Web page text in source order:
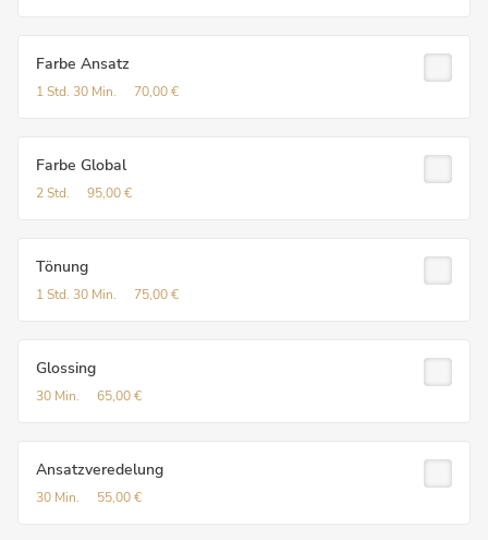
Farbe Ansatz
1 Std. 30 Min. 70,00 €
Farbe Global
2 Std. 95,00 €
Tönung
1 Std. 30 Min. 75,00 €
Glossing
30 Min. 65,00 €
Ansatzveredelung
30 Min. 55,00 €